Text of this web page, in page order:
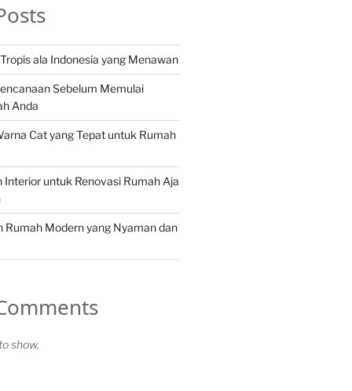
ala Indonesia yang Menawan
Sebelum Memulai
Anda
Cat yang Tepat untuk Rumah
Interior untuk Renovasi Rumah Aja
Rumah Modern yang Nyaman dan
show.